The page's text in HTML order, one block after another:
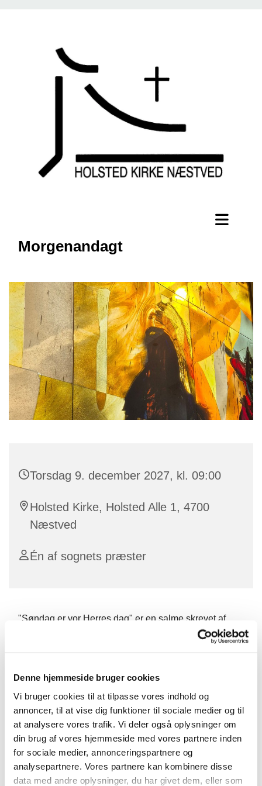
Denne hjemmeside bruger cookies
Vi bruger cookies til at tilpasse vores indhold og
annoncer, til at vise dig funktioner til sociale medier og til
at analysere vores trafik. Vi deler også oplysninger om
din brug af vores hjemmeside med vores partnere inden
for sociale medier, annonceringspartnere og
analysepartnere. Vores partnere kan kombinere disse
data med andre oplysninger, du har givet dem, eller som
Morgenandagt
Torsdag 9. december 2027, kl. 09:00
Holsted Kirke, Holsted Alle 1, 4700
Næstved
Én af sognets præster
"Søndag er vor Herres dag" er en salme skrevet af
Grundtvig, hvor han gør opmærksom på, at nok er
søndagen noget særligt, men kirken kirken har altså
Derfor er der hver torsdag en kort morgen andagt, med
salmer, læsning og bøn.
Efterfølgende drikker vi kaffe sammen.
Vel mødt.